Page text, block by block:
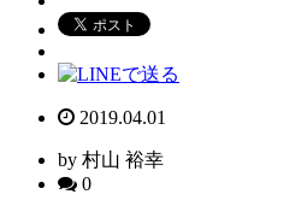
2019.04.01
by 村山 裕幸
0